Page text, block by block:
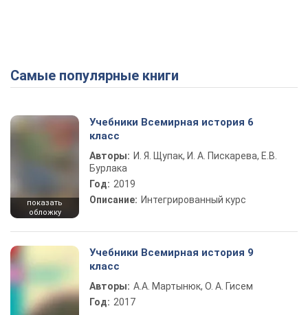
Самые популярные книги
показать
обложку
Учебники Всемирная история 6
класс
Авторы: И. Я. Щупак, И. А. Пискарева, Е.В.
Бурлака
Год: 2019
Описание: Интегрированный курс
Учебники Всемирная история 9
класс
Авторы: А.А. Мартынюк, О. А. Гисем
Год: 2017